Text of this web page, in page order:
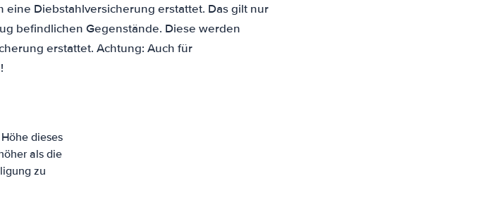
Diebstahlversicherung erstattet. Das gilt nur
befindlichen Gegenstände. Diese werden
erstattet. Achtung: Auch für
dieses
als die
zu